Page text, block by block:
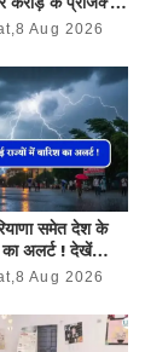
Aug 2026
समेत देश के
का अलर्ट ! देखें
Aug 2026